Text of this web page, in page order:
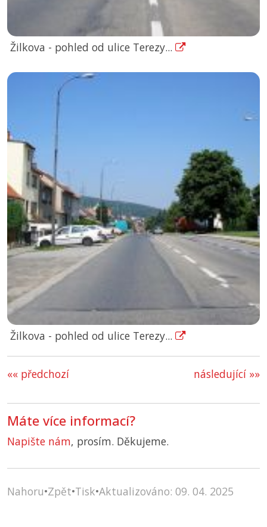
Žilkova - pohled od ulice Terezy...
Žilkova - pohled od ulice Terezy...
«« předchozí následující »»
Máte více informací?
Napište nám, prosím. Děkujeme.
Nahoru•Zpět•Tisk•Aktualizováno: 09. 04. 2025